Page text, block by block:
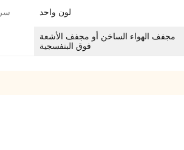
لون واحد
مجفف الهواء الساخن أو مجفف الأشعة
فوق البنفسجية